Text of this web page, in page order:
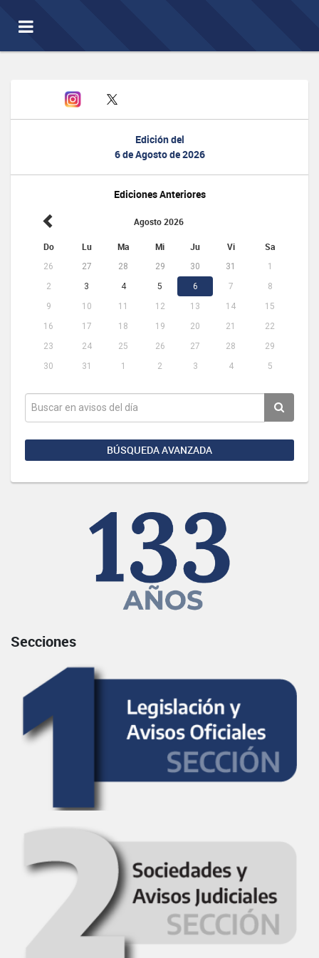
Toggle
navigation
Edición del
6 de Agosto de 2026
Ediciones Anteriores
Agosto 2026
Do Lu Ma Mi Ju Vi Sa
26 27 28 29 30 31
1
2
3 4 5 6 7
8
9
10 11 12 13 14
15
16
17 18 19 20 21
22
23
24 25 26 27 28
29
30
31 1 2 3 4 5
BÚSQUEDA AVANZADA
Secciones